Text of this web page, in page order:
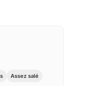
Assez salé